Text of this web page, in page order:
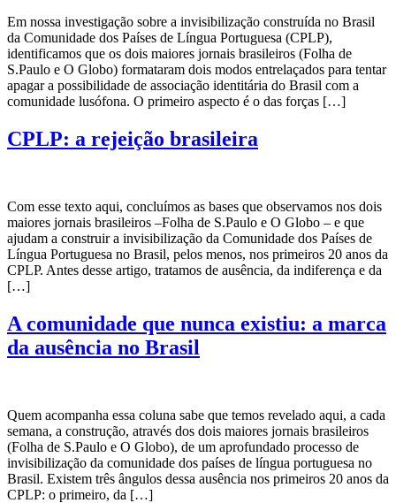
Em nossa investigação sobre a invisibilização construída no Brasil
da Comunidade dos Países de Língua Portuguesa (CPLP),
identificamos que os dois maiores jornais brasileiros (Folha de
S.Paulo e O Globo) formataram dois modos entrelaçados para tentar
apagar a possibilidade de associação identitária do Brasil com a
comunidade lusófona. O primeiro aspecto é o das forças […]
CPLP: a rejeição brasileira
Com esse texto aqui, concluímos as bases que observamos nos dois
maiores jornais brasileiros –Folha de S.Paulo e O Globo – e que
ajudam a construir a invisibilização da Comunidade dos Países de
Língua Portuguesa no Brasil, pelos menos, nos primeiros 20 anos da
CPLP. Antes desse artigo, tratamos de ausência, da indiferença e da
[…]
A comunidade que nunca existiu: a marca
da ausência no Brasil
Quem acompanha essa coluna sabe que temos revelado aqui, a cada
semana, a construção, através dos dois maiores jornais brasileiros
(Folha de S.Paulo e O Globo), de um aprofundado processo de
invisibilização da comunidade dos países de língua portuguesa no
Brasil. Existem três ângulos dessa ausência nos primeiros 20 anos da
CPLP: o primeiro, da […]